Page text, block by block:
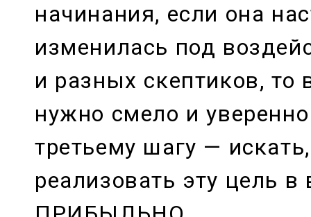
начинания, если она
изменилась под
и разных скептиков, то
нужно смело и
третьему шагу —
реализовать эту цель